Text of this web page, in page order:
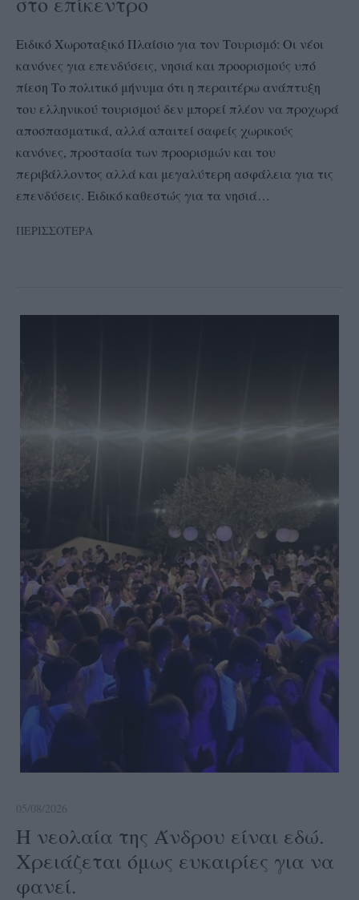
Ειδικό Χωροταξικό Πλαίσιο για τον Τουρισμό: Οι νέοι
κανόνες για επενδύσεις, νησιά και προορισμούς υπό
πίεση Το πολιτικό μήνυμα ότι η περαιτέρω ανάπτυξη
του ελληνικού τουρισμού δεν μπορεί πλέον να προχωρά
αποσπασματικά, αλλά απαιτεί σαφείς χωρικούς
κανόνες, προστασία των προορισμών και του
περιβάλλοντος αλλά και μεγαλύτερη ασφάλεια για τις
επενδύσεις. Ειδικό καθεστώς για τα νησιά…
ΠΕΡΙΣΣΟΤΕΡΑ
05/08/2026
Η νεολαία της Άνδρου είναι εδώ.
Χρειάζεται όμως ευκαιρίες για να
φανεί.